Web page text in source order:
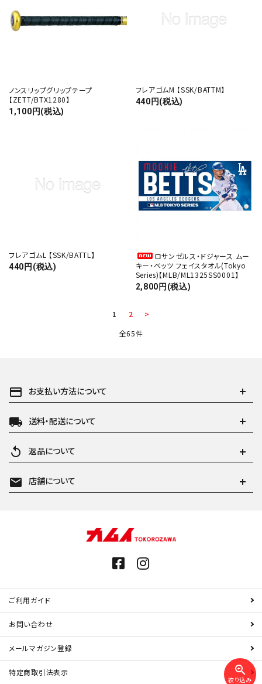
ノンスリップグリップテープ
【ZETT/BTX1280】
1,100円(税込)
フレアゴムM 【SSK/BATTM】
440円(税込)
フレアゴムL 【SSK/BATTL】
440円(税込)
ロサンゼルス・ドジャース ムー
キー・ベッツ フェイスタオル(Tokyo
Series)【MLB/ML1325SS0001】
2,800円(税込)
1 2
>
全65件
zoom_in
絞り込み
payment お支払い方法について
local_shipping 送料・配送について
replay 返品について
mail 店舗について
ご利用ガイド
お問い合わせ
メールマガジン登録
特定商取引法表示